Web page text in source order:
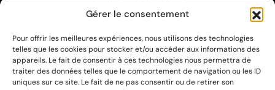
Gérer le consentement
Pour offrir les meilleures expériences, nous utilisons des technologies
telles que les cookies pour stocker et/ou accéder aux informations des
appareils. Le fait de consentir à ces technologies nous permettra de
traiter des données telles que le comportement de navigation ou les ID
uniques sur ce site. Le fait de ne pas consentir ou de retirer son
Partenaires pédagogiques
Partenaires artistiques